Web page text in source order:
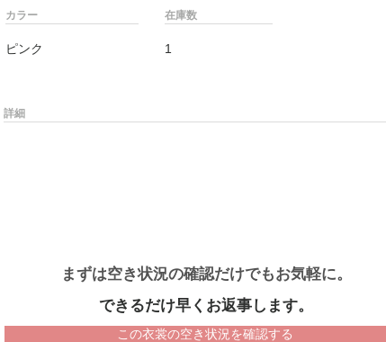
カラー
ピンク
在庫数
1
詳細
まずは空き状況の確認だけでもお気軽に。
できるだけ早くお返事します。
この衣裳の空き状況を確認する